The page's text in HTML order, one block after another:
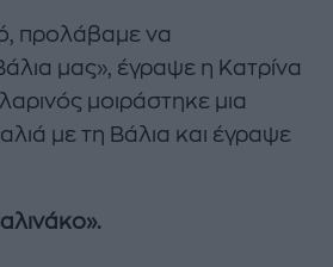
προλάβαμε να
μας», έγραψε η Κατρίνα
μοιράστηκε μια
με τη Βάλια και έγραψε